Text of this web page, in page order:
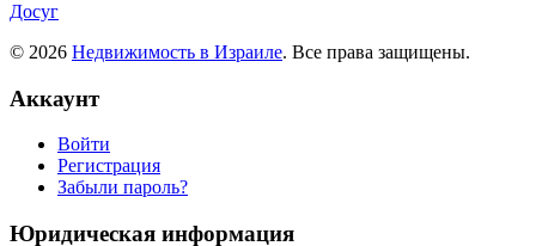
Досуг
© 2026 Недвижимость в Израиле. Все права защищены.
Аккаунт
Войти
Регистрация
Забыли пароль?
Юридическая информация